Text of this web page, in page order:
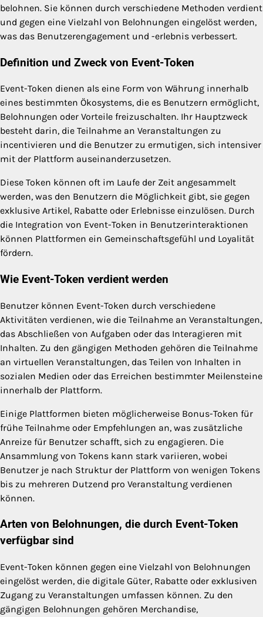
belohnen. Sie können durch verschiedene Methoden verdient
und gegen eine Vielzahl von Belohnungen eingelöst werden,
was das Benutzerengagement und -erlebnis verbessert.
Definition und Zweck von Event-Token
Event-Token dienen als eine Form von Währung innerhalb
eines bestimmten Ökosystems, die es Benutzern ermöglicht,
Belohnungen oder Vorteile freizuschalten. Ihr Hauptzweck
besteht darin, die Teilnahme an Veranstaltungen zu
incentivieren und die Benutzer zu ermutigen, sich intensiver
mit der Plattform auseinanderzusetzen.
Diese Token können oft im Laufe der Zeit angesammelt
werden, was den Benutzern die Möglichkeit gibt, sie gegen
exklusive Artikel, Rabatte oder Erlebnisse einzulösen. Durch
die Integration von Event-Token in Benutzerinteraktionen
können Plattformen ein Gemeinschaftsgefühl und Loyalität
fördern.
Wie Event-Token verdient werden
Benutzer können Event-Token durch verschiedene
Aktivitäten verdienen, wie die Teilnahme an Veranstaltungen,
das Abschließen von Aufgaben oder das Interagieren mit
Inhalten. Zu den gängigen Methoden gehören die Teilnahme
an virtuellen Veranstaltungen, das Teilen von Inhalten in
sozialen Medien oder das Erreichen bestimmter Meilensteine
innerhalb der Plattform.
Einige Plattformen bieten möglicherweise Bonus-Token für
frühe Teilnahme oder Empfehlungen an, was zusätzliche
Anreize für Benutzer schafft, sich zu engagieren. Die
Ansammlung von Tokens kann stark variieren, wobei
Benutzer je nach Struktur der Plattform von wenigen Tokens
bis zu mehreren Dutzend pro Veranstaltung verdienen
können.
Arten von Belohnungen, die durch Event-Token
verfügbar sind
Event-Token können gegen eine Vielzahl von Belohnungen
eingelöst werden, die digitale Güter, Rabatte oder exklusiven
Zugang zu Veranstaltungen umfassen können. Zu den
gängigen Belohnungen gehören Merchandise,